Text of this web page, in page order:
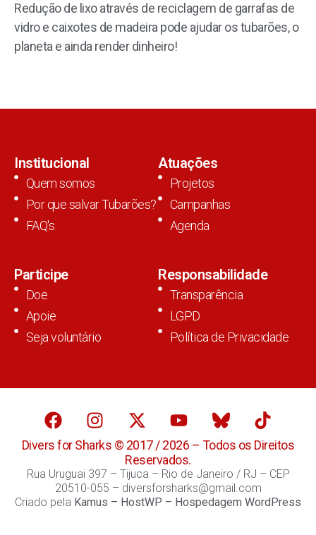
Redução de lixo através de reciclagem de garrafas de
vidro e caixotes de madeira pode ajudar os tubarões, o
planeta e ainda render dinheiro!
Institucional
Quem somos
Por que salvar Tubarões?
FAQ's
Atuações
Projetos
Campanhas
Agenda
Participe
Doe
Apoie
Seja voluntário
Responsabilidade
Transparência
LGPD
Política de Privacidade
Divers for Sharks © 2017 / 2026 – Todos os Direitos
Reservados.
Rua Uruguai 397 – Tijuca – Rio de Janeiro / RJ – CEP
20510-055 – diversforsharks@gmail.com
Criado pela Kamus – HostWP – Hospedagem WordPress